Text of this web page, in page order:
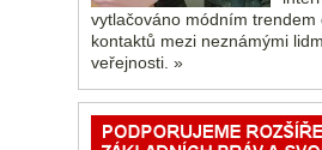
vytlačováno módním trendem
kontaktů mezi neznámými
veřejnosti. »